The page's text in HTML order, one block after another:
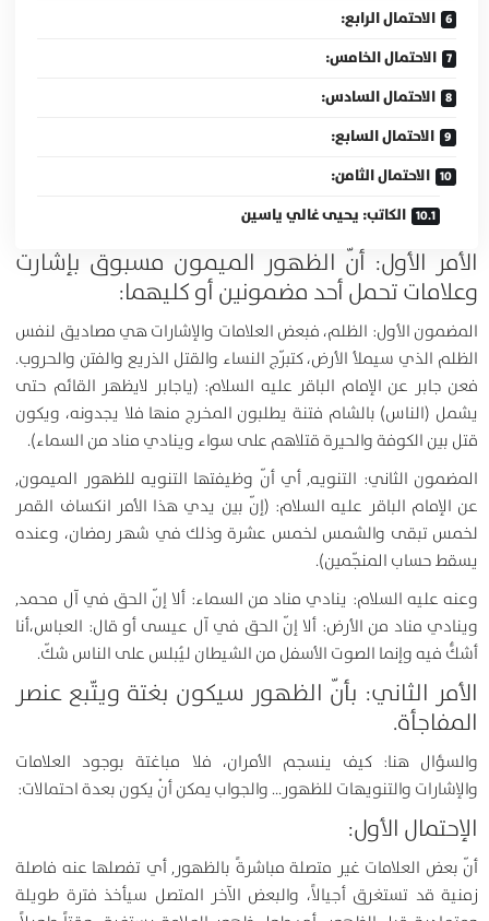
الاحتمال الرابع:
الاحتمال الخامس:
الاحتمال السادس:
الاحتمال السابع:
الاحتمال الثامن:
الكاتب: يحيى غالي ياسين
الأمر الأول: أنّ الظهور الميمون مسبوق بإشارت
وعلامات تحمل أحد مضمونين أو كليهما:
المضمون الأول: الظلم، فبعض العلامات والإشارات هي مصاديق لنفس
الظلم الذي سيملأ الأرض، كتبرّج النساء والقتل الذريع والفتن والحروب.
فعن جابر عن الإمام الباقر عليه السلام: (ياجابر لايظهر القائم حتى
يشمل (الناس) بالشام فتنة يطلبون المخرج منها فلا يجدونه، ويكون
قتل بين الكوفة والحيرة قتلاهم على سواء وينادي مناد من السماء).
المضمون الثاني: التنويه, أي أنّ وظيفتها التنويه للظهور الميمون,
عن الإمام الباقر عليه السلام: (إنّ بين يدي هذا الأمر انكساف القمر
لخمس تبقى والشمس لخمس عشرة وذلك في شهر رمضان، وعنده
يسقط حساب المنجّمين).
وعنه عليه السلام: ينادي مناد من السماء: ألا إنّ الحق في آل محمد,
وينادي مناد من الأرض: ألا إنّ الحق في آل عيسى أو قال: العباس،أنا
أشكُّ فيه وإنما الصوت الأسفل من الشيطان ليُبلس على الناس شكّ.
الأمر الثاني: بأنّ الظهور سيكون بغتة ويتّبع عنصر
المفاجأة.
والسؤال هنا: كيف ينسجم الأمران، فلا مباغتة بوجود العلامات
والإشارات والتنويهات للظهور… والجواب يمكن أنْ يكون بعدة احتمالات:
الإحتمال الأول:
أنّ بعض العلامات غير متصلة مباشرةً بالظهور, أي تفصلها عنه فاصلة
زمنية قد تستغرق أجيالاً، والبعض الآخر المتصل سيأخذ فترة طويلة